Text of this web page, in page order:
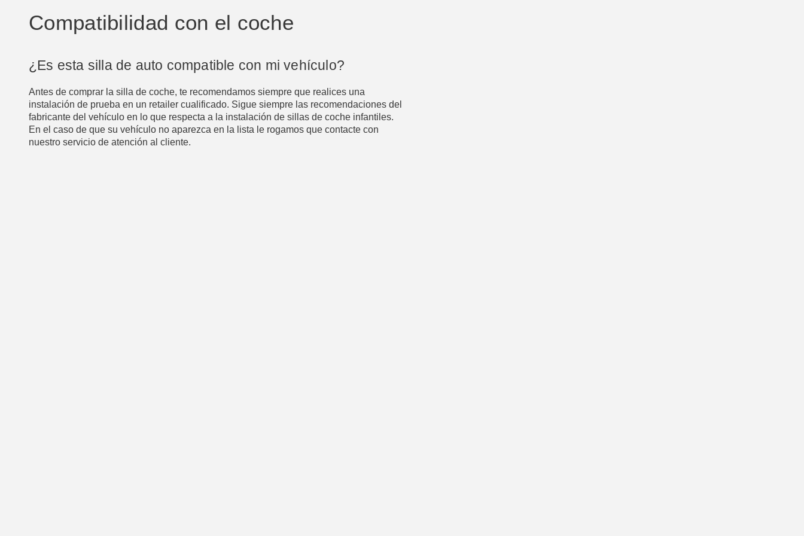
Compatibilidad con el coche
¿Es esta silla de auto compatible con mi vehículo?
Antes de comprar la silla de coche, te recomendamos siempre que realices una
instalación de prueba en un retailer cualificado. Sigue siempre las recomendaciones del
fabricante del vehículo en lo que respecta a la instalación de sillas de coche infantiles.
En el caso de que su vehículo no aparezca en la lista le rogamos que contacte con
nuestro servicio de atención al cliente.